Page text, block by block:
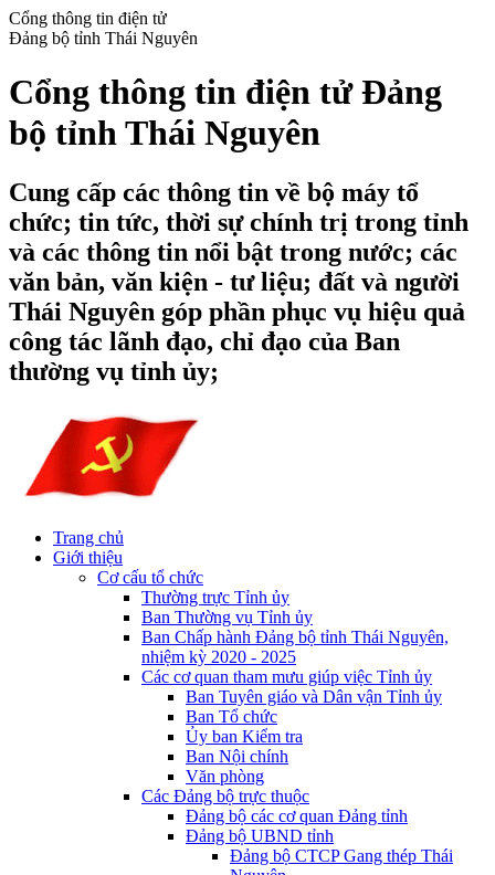
Cổng thông tin điện tử
Đảng bộ tỉnh Thái Nguyên
Cổng thông tin điện tử Đảng
bộ tỉnh Thái Nguyên
Cung cấp các thông tin về bộ máy tổ
chức; tin tức, thời sự chính trị trong tỉnh
và các thông tin nổi bật trong nước; các
văn bản, văn kiện - tư liệu; đất và người
Thái Nguyên góp phần phục vụ hiệu quả
công tác lãnh đạo, chỉ đạo của Ban
thường vụ tỉnh ủy;
Trang chủ
Giới thiệu
Cơ cấu tổ chức
Thường trực Tỉnh ủy
Ban Thường vụ Tỉnh ủy
Ban Chấp hành Đảng bộ tỉnh Thái Nguyên,
nhiệm kỳ 2020 - 2025
Các cơ quan tham mưu giúp việc Tỉnh ủy
Ban Tuyên giáo và Dân vận Tỉnh ủy
Ban Tổ chức
Ủy ban Kiểm tra
Ban Nội chính
Văn phòng
Các Đảng bộ trực thuộc
Đảng bộ các cơ quan Đảng tỉnh
Đảng bộ UBND tỉnh
Đảng bộ CTCP Gang thép Thái